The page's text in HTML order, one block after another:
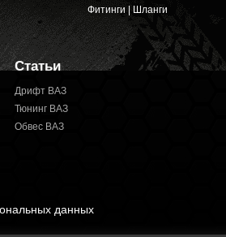
Фитинги | Шланги
Статьи
Дрифт ВАЗ
Тюнинг ВАЗ
Обвес ВАЗ
данных